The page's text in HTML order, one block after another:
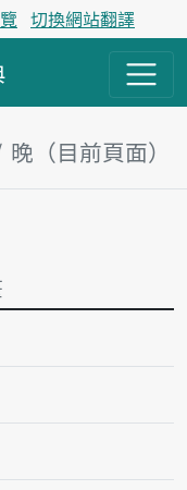
切換網站翻譯
晚（目前頁面）
塊